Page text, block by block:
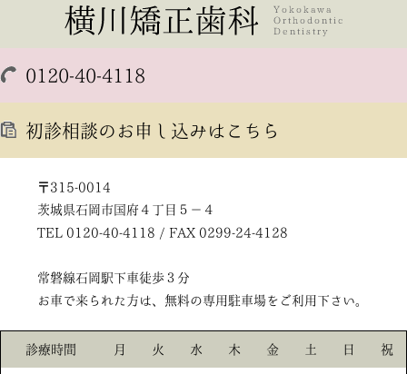
0120-40-4118
初診相談のお申し込みはこちら
〒315-0014
茨城県石岡市国府４丁目５－４
TEL 0120-40-4118 / FAX 0299-24-4128
常磐線石岡駅下車徒歩３分
お車で来られた方は、無料の専用駐車場をご利用下さい。
診療時間 月 火 水 木 金 土 日 祝